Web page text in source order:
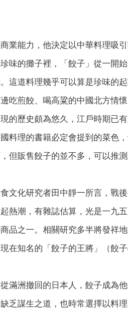
業能力，他決定以中華料理吸
味的攤子裡，「餃子」從一開始
這道料理幾乎可以算是珍味的
吃煎餃、喝高粱的中國北方情懷
的歷史頗為悠久，江戶時期已
料理的書籍必定會提到的菜色
但販售餃子的並不多，可以推
文化研究者田中靜一所言，戰
熱潮，有雜誌估算，光是一九
品之一。相關研究多半將發祥
在知名的「餃子的王將」（餃
滿洲撤回的日本人，餃子成為
乏謀生之道，也時常選擇以料